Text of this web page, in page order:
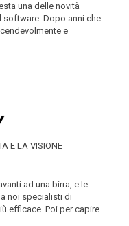
una delle novità
software. Dopo anni che
e
E LA VISIONE
ad una birra, e le
noi specialisti di
efficace. Poi per capire